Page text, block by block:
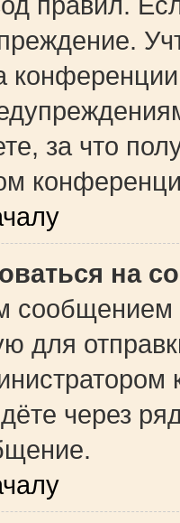
за что
на
для
через